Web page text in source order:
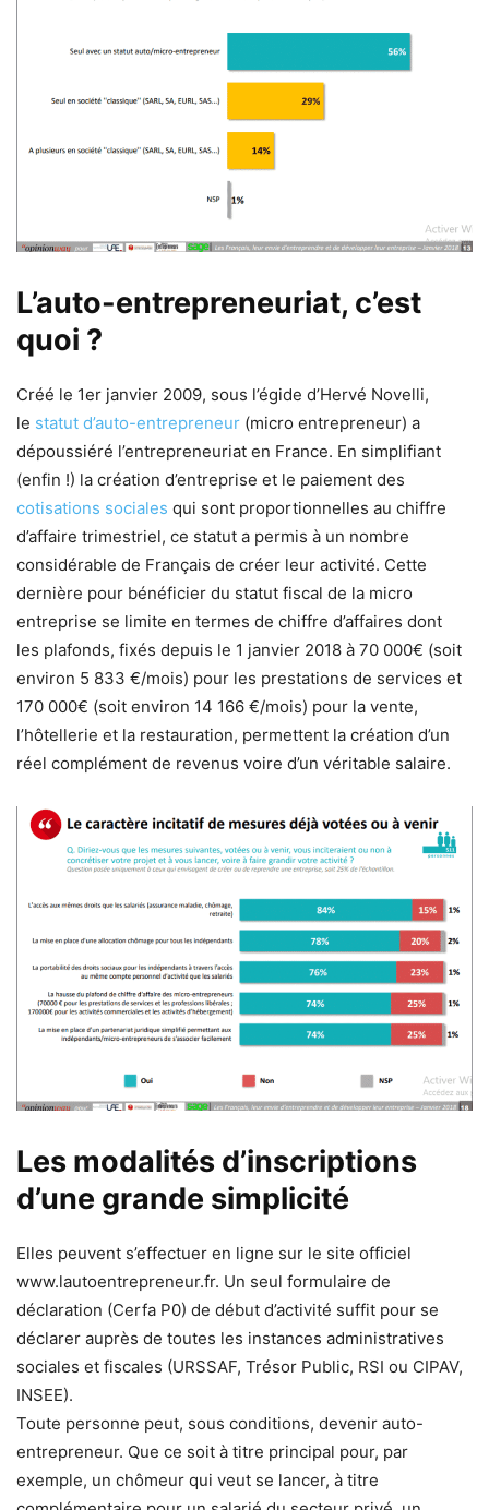
L’auto-entrepreneuriat, c’est
quoi ?
Créé le 1er janvier 2009, sous l’égide d’Hervé Novelli,
le statut d’auto-entrepreneur (micro entrepreneur) a
dépoussiéré l’entrepreneuriat en France. En simplifiant
(enfin !) la création d’entreprise et le paiement des
cotisations sociales qui sont proportionnelles au chiffre
d’affaire trimestriel, ce statut a permis à un nombre
considérable de Français de créer leur activité. Cette
dernière pour bénéficier du statut fiscal de la micro
entreprise se limite en termes de chiffre d’affaires dont
les plafonds, fixés depuis le 1 janvier 2018 à 70 000€ (soit
environ 5 833 €/mois) pour les prestations de services et
170 000€ (soit environ 14 166 €/mois) pour la vente,
l’hôtellerie et la restauration, permettent la création d’un
réel complément de revenus voire d’un véritable salaire.
Les modalités d’inscriptions
d’une grande simplicité
Elles peuvent s’effectuer en ligne sur le site officiel
www.lautoentrepreneur.fr. Un seul formulaire de
déclaration (Cerfa P0) de début d’activité suffit pour se
déclarer auprès de toutes les instances administratives
sociales et fiscales (URSSAF, Trésor Public, RSI ou CIPAV,
INSEE).
Toute personne peut, sous conditions, devenir auto-
entrepreneur. Que ce soit à titre principal pour, par
exemple, un chômeur qui veut se lancer, à titre